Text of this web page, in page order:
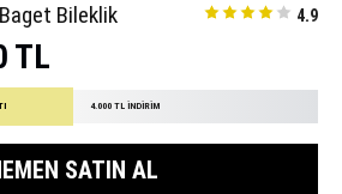
Bileklik 4.9
TL
4.000 TL İNDİRİM
SATIN AL